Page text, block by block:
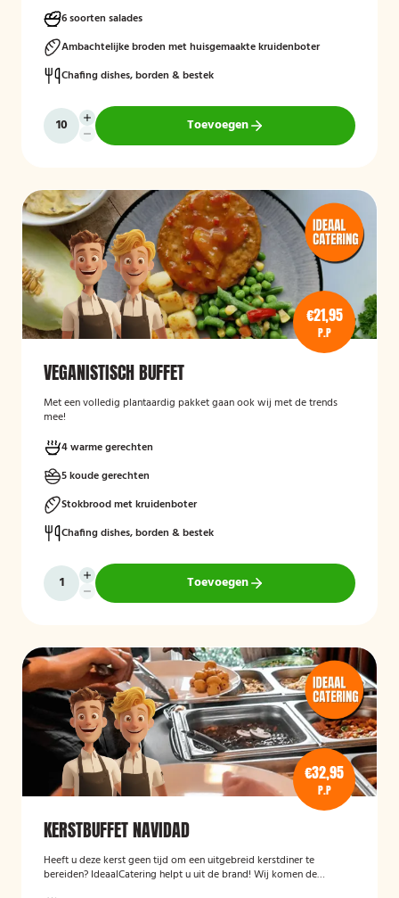
6 soorten salades
Ambachtelijke broden met huisgemaakte kruidenboter
Chafing dishes, borden & bestek
Toevoegen
€21,95
P.P
VEGANISTISCH BUFFET
Met een volledig plantaardig pakket gaan ook wij met de trends
mee!
4 warme gerechten
5 koude gerechten
Stokbrood met kruidenboter
Chafing dishes, borden & bestek
Toevoegen
€32,95
P.P
KERSTBUFFET NAVIDAD
Heeft u deze kerst geen tijd om een uitgebreid kerstdiner te
bereiden? IdeaalCatering helpt u uit de brand! Wij komen de